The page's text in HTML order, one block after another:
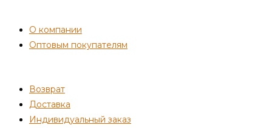
О компании
Оптовым покупателям
Возврат
Доставка
Индивидуальный заказ